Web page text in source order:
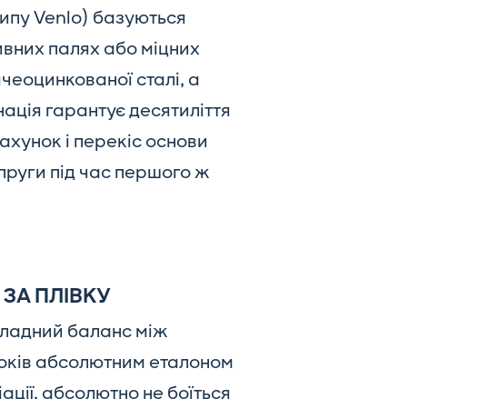
Venlo) базуються
палях або міцних
сталі, а
гарантує десятиліття
і перекіс основи
під час першого ж
ПЛІВКУ
баланс між
абсолютним еталоном
абсолютно не боїться